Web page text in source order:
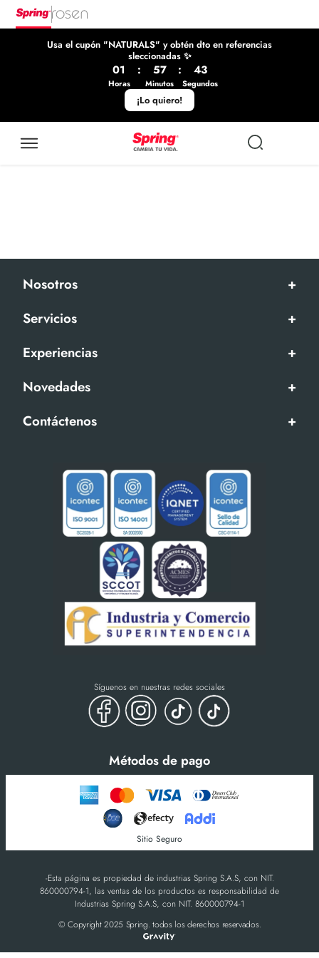
Usa el cupón "NATURALS" y obtén dto en referencias
sleccionadas ✨
01
Horas
: 57
Minutos
: 43
Segundos
¡Lo quiero!
Nosotros
+
Servicios
+
Experiencias
+
Novedades
+
Contáctenos
+
Síguenos en nuestras redes sociales
Métodos de pago
Sitio Seguro
-Esta página es propiedad de industrias Spring S.A.S, con NIT.
860000794-1, las ventas de los productos es responsabilidad de
Industrias Spring S.A.S, con NIT. 860000794-1
© Copyright 2025 Spring. todos los derechos reservados.